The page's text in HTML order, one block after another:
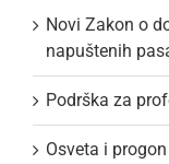
Novi Zakon o
napuštenih
Podrška za
Osveta i